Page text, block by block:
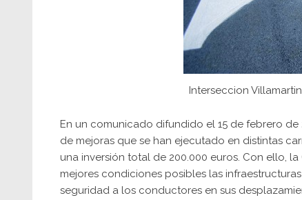
Interseccion
En un comunicado difundido el 15 de febrero de
de mejoras que se han ejecutado en distintas
una inversión total de 200.000 euros. Con ello,
mejores condiciones posibles las
seguridad a los conductores en sus